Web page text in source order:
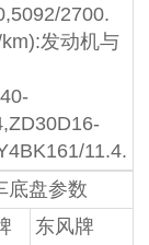
2700.
发动机与
11.4.
底盘参数
东风牌